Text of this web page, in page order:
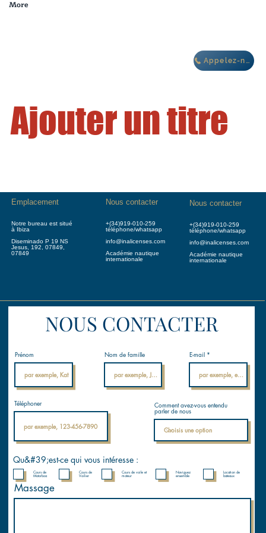
villas Oasis IBIZA
Appelez-nous
More
Ajouter un titre
Nous contacter
+(34)919-010-259
téléphone/whatsapp
info@inalicenses.com
Académie nautique
internationale
Emplacement
Notre bureau est situé
à Ibiza
Diseminado P 19 NS
Jesus, 192, 07849,
07849
NOUS CONTACTER
Prénom Nom de famille E-mail
Téléphoner
Qu&#39;est-ce qui vous intéresse :
Cours de
Motorboa
Cours de
Voilier
Cours de voile et
moteur
Naviguez
ensemble
Location de
bateaux
Comment avez-vous entendu
parler de nous
Massage
Nous contacter
+(34)919-010-259
téléphone/whatsapp
info@inalicenses.com
Académie nautique
internationale